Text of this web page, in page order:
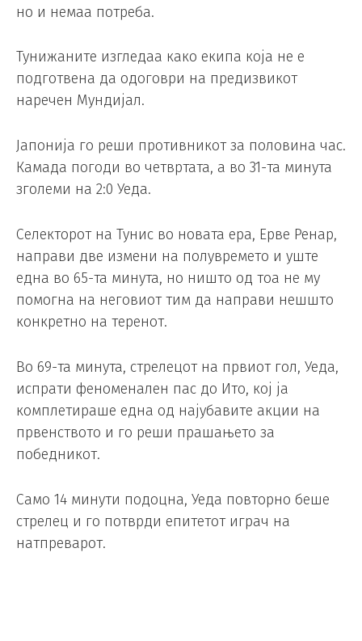
но и немаа потреба.
Тунижаните изгледаа како екипа која не е
подготвена да одоговри на предизвикот
наречен Мундијал.
Јапонија го реши противникот за половина час.
Камада погоди во четвртата, а во 31-та минута
зголеми на 2:0 Уеда.
Селекторот на Тунис во новата ера, Ерве Ренар,
направи две измени на полувремето и уште
една во 65-та минута, но ништо од тоа не му
помогна на неговиот тим да направи нешшто
конкретно на теренот.
Во 69-та минута, стрелецот на првиот гол, Уеда,
испрати феноменален пас до Ито, кој ја
комплетираше една од најубавите акции на
првенството и го реши прашањето за
победникот.
Само 14 минути подоцна, Уеда повторно беше
стрелец и го потврди епитетот играч на
натпреварот.